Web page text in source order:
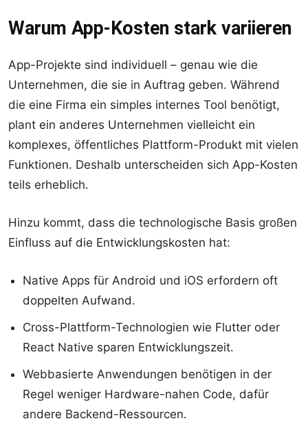
Warum App-Kosten stark variieren
App-Projekte sind individuell – genau wie die
Unternehmen, die sie in Auftrag geben. Während
die eine Firma ein simples internes Tool benötigt,
plant ein anderes Unternehmen vielleicht ein
komplexes, öffentliches Plattform-Produkt mit vielen
Funktionen. Deshalb unterscheiden sich App-Kosten
teils erheblich.
Hinzu kommt, dass die technologische Basis großen
Einfluss auf die Entwicklungskosten hat:
Native Apps für Android und iOS erfordern oft
doppelten Aufwand.
Cross-Plattform-Technologien wie Flutter oder
React Native sparen Entwicklungszeit.
Webbasierte Anwendungen benötigen in der
Regel weniger Hardware-nahen Code, dafür
andere Backend-Ressourcen.